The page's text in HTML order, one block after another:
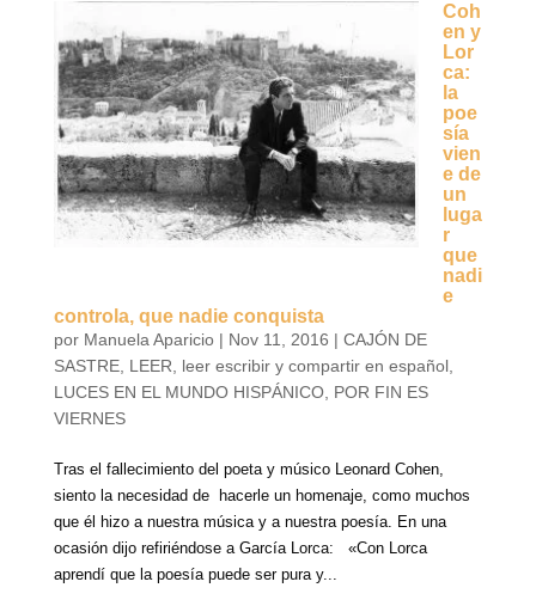
Coh
en y
Lor
ca:
la
poe
sía
vien
e de
un
luga
r
que
nadi
e
controla, que nadie conquista
por Manuela Aparicio| Nov 11, 2016 | CAJÓN DE
SASTRE, LEER leer escribir y compartir en español,
LUCES EN EL MUNDO HISPÁNICO, POR FIN ES
VIERNES
Tras el fallecimiento del poeta y músico Leonard Cohen,
siento la necesidad de hacerle un homenaje, como muchos
que él hizo a nuestra música y a nuestra poesía. En una
ocasión dijo refiriéndose a García Lorca: «Con Lorca
aprendí que la poesía puede ser pura y...